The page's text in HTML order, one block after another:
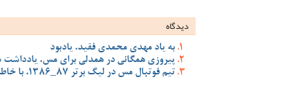
دیدگاه
به یاد مهدی محمدی فقید، یادبود
پیروزی همگانی در همدلی برای مس، یادداشت
تیم فوتبال مس در لیگ برتر 87_1386، با خاطرات مس